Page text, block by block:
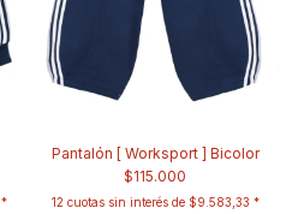
Pantalón [ Worksport ] Bicolor
$115.000
12 cuotas sin interés de $9.583,33